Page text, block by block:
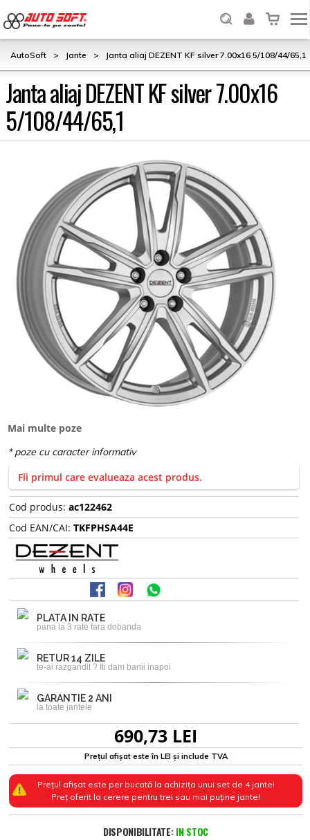
AutoSoft > Jante > Janta aliaj DEZENT KF silver 7.00x16 5/108/44/65,1
Janta aliaj DEZENT KF silver 7.00x16
5/108/44/65,1
Mai multe poze
Fii primul care evalueaza acest produs.
Cod produs: ac122462
Cod EAN/CAI: TKFPHSA44E
PLATA IN RATE
pana la 3 rate fara dobanda
RETUR 14 ZILE
te-ai razgandit ? Iti dam banii inapoi
GARANTIE 2 ANI
la toate jantele
690,73 LEI
Prețul afișat este în LEI și include TVA
Prețul afișat este per bucată la achizița unui set de 4 jante!
Preț oferit la cerere pentru trei sau mai puține jante!
DISPONIBILITATE: IN STOC